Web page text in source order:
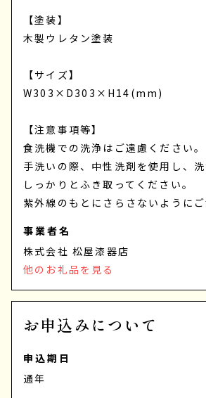
【塗装】
木製ウレタン塗装
【サイズ】
W303×D303×H14(mm)
【注意事項等】
食洗機での洗浄はご遠慮ください。
手洗いの際、中性洗剤を使用し、
しっかりとふき取ってください。
紫外線のもとにさらさないようにご
事業者名
株式会社 松屋漆器店
他のお礼品を見る
お申込みについて
申込期日
通年